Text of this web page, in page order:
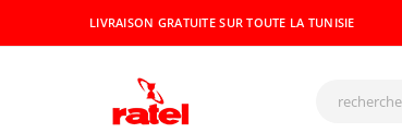
LIVRAISON GRATUITE SUR TOUTE LA TUNISIE